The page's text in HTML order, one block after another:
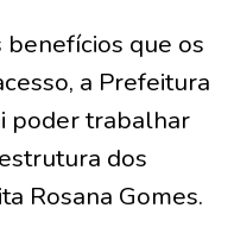
benefícios que os
a Prefeitura
poder trabalhar
dos
Rosana Gomes.